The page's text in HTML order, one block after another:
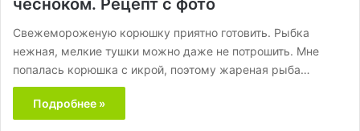
чесноком. Рецепт с фото
Свежемороженую корюшку приятно готовить. Рыбка
нежная, мелкие тушки можно даже не потрошить. Мне
попалась корюшка с икрой, поэтому жареная рыба…
Подробнее »